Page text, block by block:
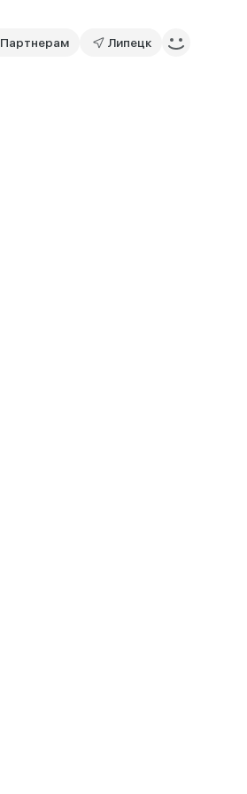
Партнерам Липецк